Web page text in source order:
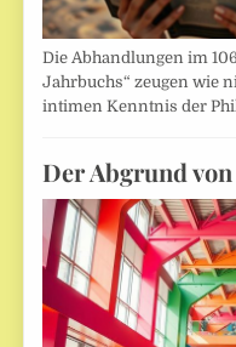
Die Abhandlungen im
Jahrbuchs“ zeugen wie
intimen Kenntnis der
Der Abgrund